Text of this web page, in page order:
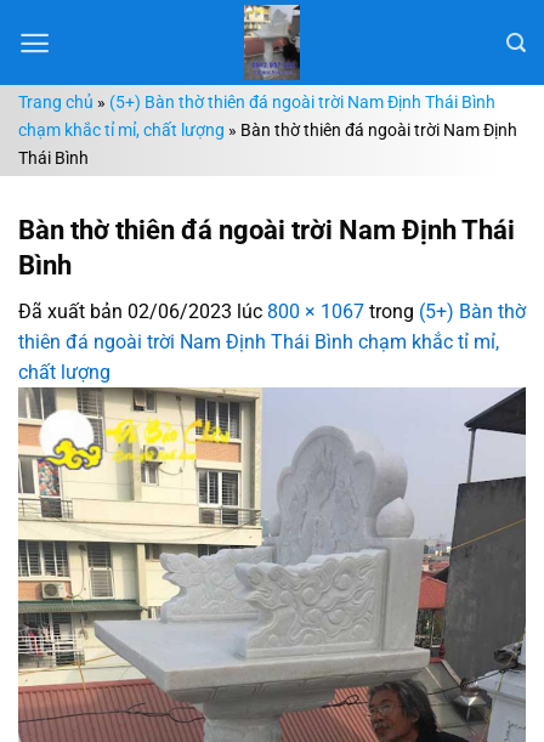
đến
dungTrang chủ » (5+) Bàn thờ thiên đá ngoài trời Nam Định Thái Bình
chạm khắc tỉ mỉ, chất lượng » Bàn thờ thiên đá ngoài trời Nam Định
Thái Bình
Bàn thờ thiên đá ngoài trời Nam Định Thái
Bình
Đã xuất bản 02/06/2023 lúc 800 × 1067 trong (5+) Bàn thờ
thiên đá ngoài trời Nam Định Thái Bình chạm khắc tỉ mỉ,
chất lượng